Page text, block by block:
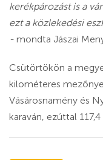
kerékpározást is a
ezt a közlekedési
- mondta Jászai
Csütörtökön a
kilométeres
Vásárosnamény és
karaván, ezúttal